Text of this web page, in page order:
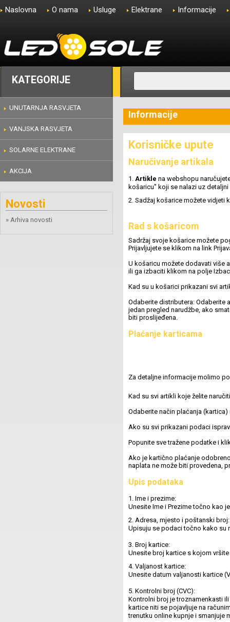
Naslovna O nama Usluge Elektrane Informacije
KATEGORIJE
UNUTARNJA RASVJETA
VANJSKA RASVJETA
SOLARNE ELEKTRANE
AKCIJA
Novosti
» Arhiva novosti
Informacije
Korisničke upute
Naručivanje artikala
1. Artikle na webshopu
košaricu" koji se nalazi uz
2. Sadžaj košarice možete vidjeti
Rad s košaricom
Sadržaj svoje košarice možete
Prijavljujete se klikom na link
U košaricu možete dodavati više
ili ga izbaciti klikom na polje
Kad su u košarici prikazani svi
Odaberite distributera: Odaberite
jedan pregled narudžbe, ako
biti proslijeđena.
Plaćanje karticama
Za detaljne informacije molimo
Kad su svi artikli koje želite
Odaberite način plaćanja (kartica)
Ako su svi prikazani podaci
Popunite sve tražene podatke i
Ako je kartično plaćanje
naplata ne može biti provedena,
Upis podataka
1. Ime i prezime:
Unesite Ime i Prezime točno kao
2. Adresa, mjesto i poštanski broj:
Upisuju se podaci točno kako su
3. Broj kartice:
Unesite broj kartice s kojom
4. Valjanost kartice:
Unesite datum valjanosti kartice
5. Kontrolni broj (CVC):
Kontrolni broj je troznamenkasti
kartice niti se pojavljuje na
trenutku online kupnje i smanjuje